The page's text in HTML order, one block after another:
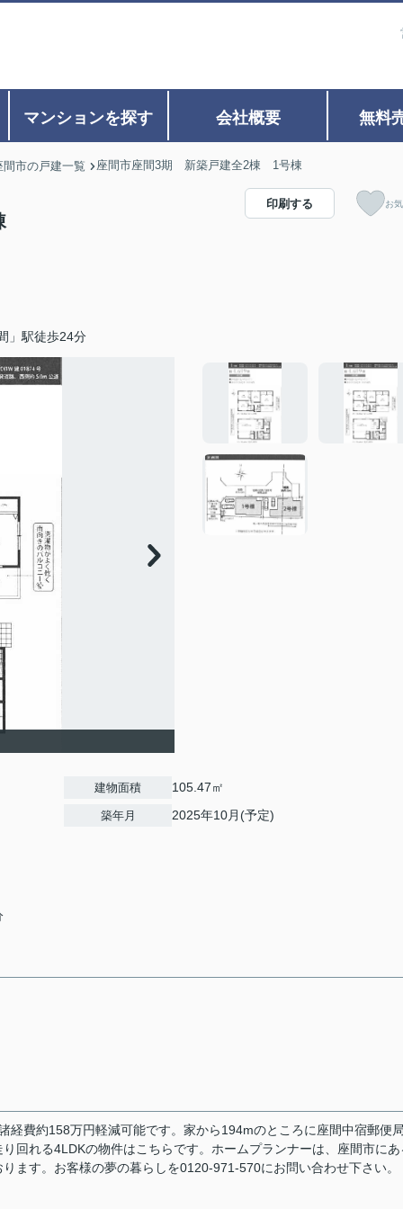
マンションを探す 会社概要 無料
間市の戸建一覧 座間市座間3期 新築戸建全2棟 1号棟
」駅徒歩24分
印刷する お
建物面積 105.47㎡
築年月 2025年10月(予定)
経費約158万円軽減可能です。家から194mのところに座間中宿郵便
回れる4LDKの物件はこちらです。ホームプランナーは、座間市にあ
ます。お客様の夢の暮らしを0120-971-570にお問い合わせ下さい。